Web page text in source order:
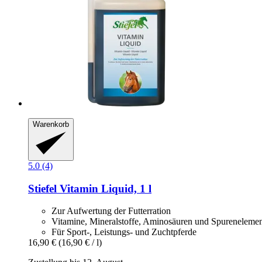
Warenkorb
5.0 (4)
Stiefel Vitamin Liquid, 1 l
Zur Aufwertung der Futterration
Vitamine, Mineralstoffe, Aminosäuren und
Für Sport-, Leistungs- und Zuchtpferde
16,90 € (16,90 € / l)